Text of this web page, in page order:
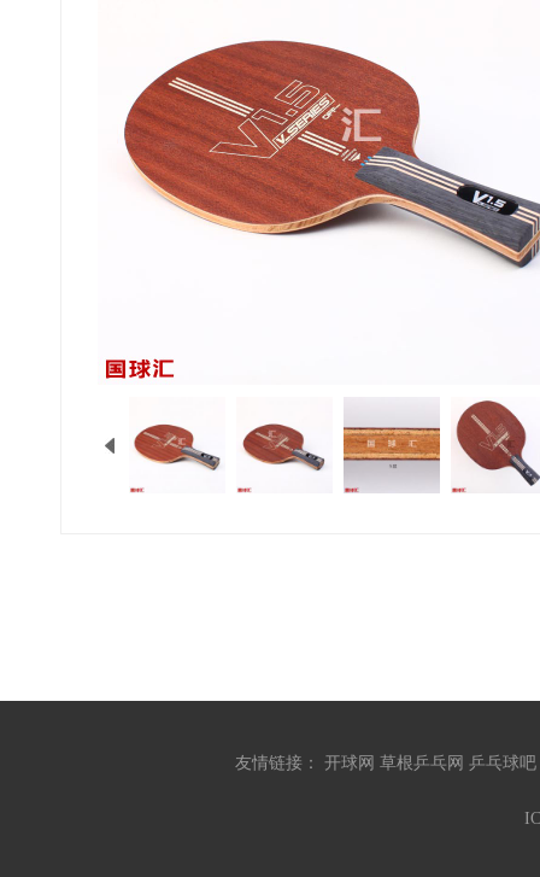
友情链接： 开球网 草根乒乓网 乒乓球吧